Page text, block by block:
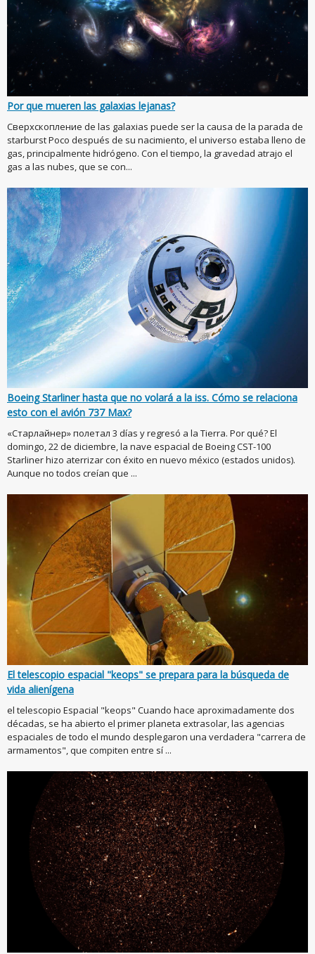
Por que mueren las galaxias lejanas?
Сверхскопление de las galaxias puede ser la causa de la parada de
starburst Poco después de su nacimiento, el universo estaba lleno de
gas, principalmente hidrógeno. Con el tiempo, la gravedad atrajo el
gas a las nubes, que se con...
Boeing Starliner hasta que no volará a la iss. Cómo se relaciona
esto con el avión 737 Max?
«Старлайнер» полетал 3 días y regresó a la Tierra. Por qué? El
domingo, 22 de diciembre, la nave espacial de Boeing CST-100
Starliner hizo aterrizar con éxito en nuevo méxico (estados unidos).
Aunque no todos creían que ...
El telescopio espacial "keops" se prepara para la búsqueda de
vida alienígena
el telescopio Espacial "keops" Cuando hace aproximadamente dos
décadas, se ha abierto el primer planeta extrasolar, las agencias
espaciales de todo el mundo desplegaron una verdadera "carrera de
armamentos", que compiten entre sí ...